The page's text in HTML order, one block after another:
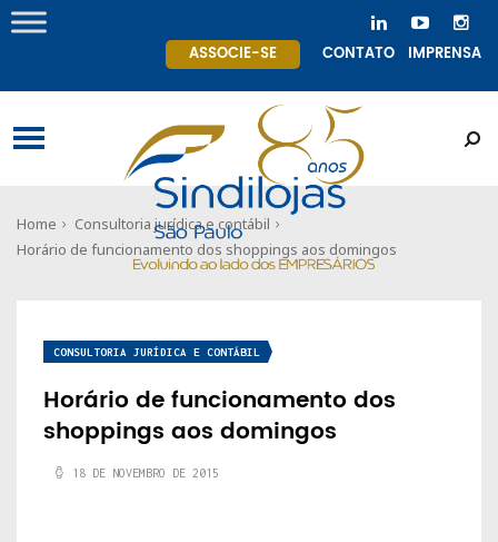
ASSOCIE-SE CONTATO IMPRENSA
Home
Consultoria jurídica e contábil
Horário de funcionamento dos shoppings aos domingos
CONSULTORIA JURÍDICA E CONTÁBIL
Horário de funcionamento dos
shoppings aos domingos
18 DE NOVEMBRO DE 2015